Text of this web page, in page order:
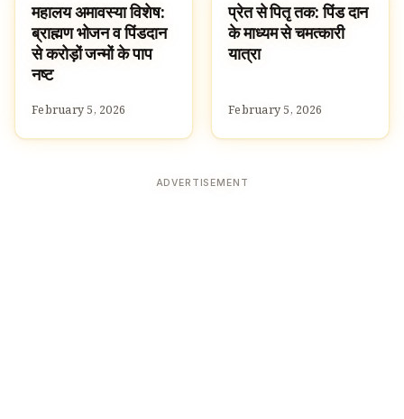
TRADITIONS
महालय अमावस्या विशेष:
ब्राह्मण भोजन व पिंडदान
से करोड़ों जन्मों के पाप
नष्ट
February 5, 2026
TRADITIONS
प्रेत से पितृ तक: पिंड दान
के माध्यम से चमत्कारी
यात्रा
February 5, 2026
ADVERTISEMENT